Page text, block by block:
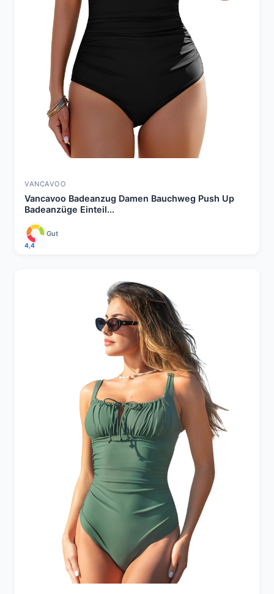
VANCAVOO
Vancavoo Badeanzug Damen Bauchweg Push Up
Badeanzüge Einteil...
4,4
Gut